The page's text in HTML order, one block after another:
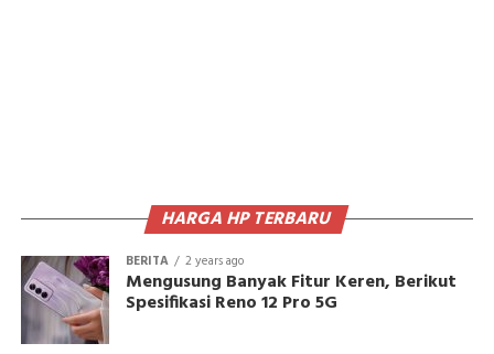
HARGA HP TERBARU
BERITA 2 years ago
Mengusung Banyak Fitur Keren, Berikut
Spesifikasi Reno 12 Pro 5G